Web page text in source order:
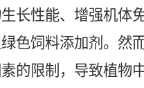
长性能、增强机体
色饲料添加剂。然
的限制，导致植物